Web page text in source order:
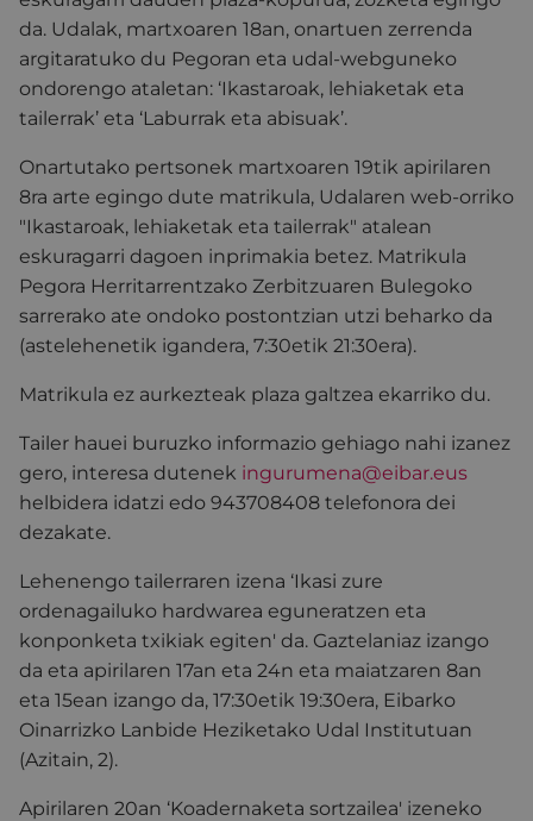
da. Udalak, martxoaren 18an, onartuen zerrenda
argitaratuko du Pegoran eta udal-webguneko
ondorengo ataletan: ‘Ikastaroak, lehiaketak eta
tailerrak’ eta ‘Laburrak eta abisuak’.
Onartutako pertsonek martxoaren 19tik apirilaren
8ra arte egingo dute matrikula, Udalaren web-orriko
"Ikastaroak, lehiaketak eta tailerrak" atalean
eskuragarri dagoen inprimakia betez. Matrikula
Pegora Herritarrentzako Zerbitzuaren Bulegoko
sarrerako ate ondoko postontzian utzi beharko da
(astelehenetik igandera, 7:30etik 21:30era).
Matrikula ez aurkezteak plaza galtzea ekarriko du.
Tailer hauei buruzko informazio gehiago nahi izanez
gero, interesa dutenek ingurumena@eibar.eus
helbidera idatzi edo 943708408 telefonora dei
dezakate.
Lehenengo tailerraren izena ‘Ikasi zure
ordenagailuko hardwarea eguneratzen eta
konponketa txikiak egiten' da. Gaztelaniaz izango
da eta apirilaren 17an eta 24n eta maiatzaren 8an
eta 15ean izango da, 17:30etik 19:30era, Eibarko
Oinarrizko Lanbide Heziketako Udal Institutuan
(Azitain, 2).
Apirilaren 20an ‘Koadernaketa sortzailea' izeneko